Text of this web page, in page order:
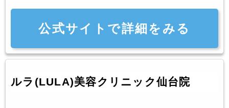
公式サイトで詳細をみる
ルラ(LULA)美容クリニック仙台院